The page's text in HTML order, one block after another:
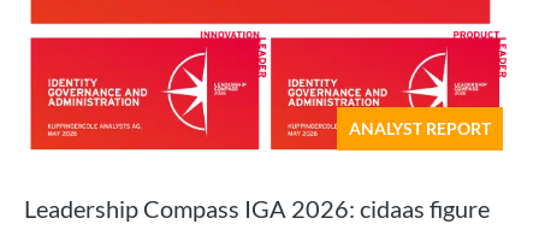
ANALYST REPORT
Leadership Compass IGA 2026: cidaas figure